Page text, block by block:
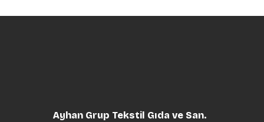
Ayhan Grup Tekstil Gıda ve San.